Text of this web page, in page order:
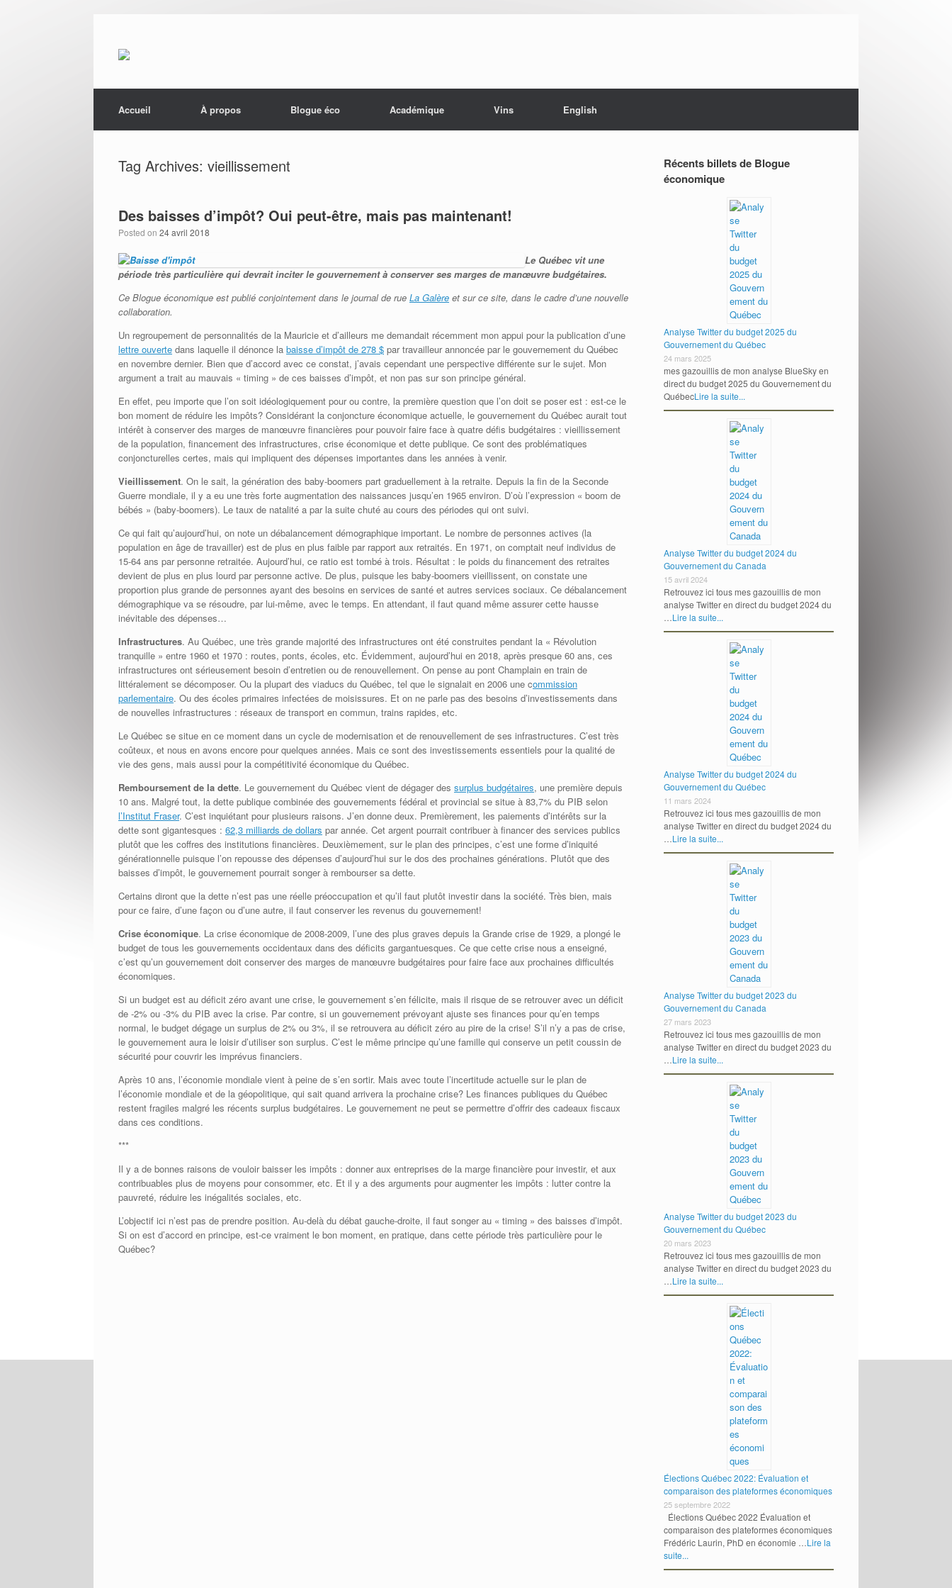
Accueil
À propos Blogue éco Académique Vins English
Tag Archives: vieillissement
Des baisses d’impôt? Oui peut-être, mais pas maintenant!
Posted on 24 avril 2018
Le Québec vit une
période très particulière qui devrait inciter le gouvernement à conserver ses marges de manœuvre budgétaires.
Ce Blogue économique est publié conjointement dans le journal de rue La Galère et sur ce site, dans le cadre d’une nouvelle
collaboration.
Un regroupement de personnalités de la Mauricie et d’ailleurs me demandait récemment mon appui pour la publication d’une
lettre ouverte dans laquelle il dénonce la baisse d’impôt de 278 $ par travailleur annoncée par le gouvernement du Québec
en novembre dernier. Bien que d’accord avec ce constat, j’avais cependant une perspective différente sur le sujet. Mon
argument a trait au mauvais « timing » de ces baisses d’impôt, et non pas sur son principe général.
En effet, peu importe que l’on soit idéologiquement pour ou contre, la première question que l’on doit se poser est : est-ce le
bon moment de réduire les impôts? Considérant la conjoncture économique actuelle, le gouvernement du Québec aurait tout
intérêt à conserver des marges de manœuvre financières pour pouvoir faire face à quatre défis budgétaires : vieillissement
de la population, financement des infrastructures, crise économique et dette publique. Ce sont des problématiques
conjoncturelles certes, mais qui impliquent des dépenses importantes dans les années à venir.
Vieillissement. On le sait, la génération des baby-boomers part graduellement à la retraite. Depuis la fin de la Seconde
Guerre mondiale, il y a eu une très forte augmentation des naissances jusqu’en 1965 environ. D’où l’expression « boom de
bébés » (baby-boomers). Le taux de natalité a par la suite chuté au cours des périodes qui ont suivi.
Ce qui fait qu’aujourd’hui, on note un débalancement démographique important. Le nombre de personnes actives (la
population en âge de travailler) est de plus en plus faible par rapport aux retraités. En 1971, on comptait neuf individus de
15-64 ans par personne retraitée. Aujourd’hui, ce ratio est tombé à trois. Résultat : le poids du financement des retraites
devient de plus en plus lourd par personne active. De plus, puisque les baby-boomers vieillissent, on constate une
proportion plus grande de personnes ayant des besoins en services de santé et autres services sociaux. Ce débalancement
démographique va se résoudre, par lui-même, avec le temps. En attendant, il faut quand même assurer cette hausse
inévitable des dépenses…
Infrastructures. Au Québec, une très grande majorité des infrastructures ont été construites pendant la « Révolution
tranquille » entre 1960 et 1970 : routes, ponts, écoles, etc. Évidemment, aujourd’hui en 2018, après presque 60 ans, ces
infrastructures ont sérieusement besoin d’entretien ou de renouvellement. On pense au pont Champlain en train de
littéralement se décomposer. Ou la plupart des viaducs du Québec, tel que le signalait en 2006 une commission
parlementaire. Ou des écoles primaires infectées de moisissures. Et on ne parle pas des besoins d’investissements dans
de nouvelles infrastructures : réseaux de transport en commun, trains rapides, etc.
Le Québec se situe en ce moment dans un cycle de modernisation et de renouvellement de ses infrastructures. C’est très
coûteux, et nous en avons encore pour quelques années. Mais ce sont des investissements essentiels pour la qualité de
vie des gens, mais aussi pour la compétitivité économique du Québec.
Remboursement de la dette. Le gouvernement du Québec vient de dégager des surplus budgétaires, une première depuis
10 ans. Malgré tout, la dette publique combinée des gouvernements fédéral et provincial se situe à 83,7% du PIB selon
l’Institut Fraser. C’est inquiétant pour plusieurs raisons. J’en donne deux. Premièrement, les paiements d’intérêts sur la
dette sont gigantesques : 62,3 milliards de dollars par année. Cet argent pourrait contribuer à financer des services publics
plutôt que les coffres des institutions financières. Deuxièmement, sur le plan des principes, c’est une forme d’iniquité
générationnelle puisque l’on repousse des dépenses d’aujourd’hui sur le dos des prochaines générations. Plutôt que des
baisses d’impôt, le gouvernement pourrait songer à rembourser sa dette.
Certains diront que la dette n’est pas une réelle préoccupation et qu’il faut plutôt investir dans la société. Très bien, mais
pour ce faire, d’une façon ou d’une autre, il faut conserver les revenus du gouvernement!
Crise économique. La crise économique de 2008-2009, l’une des plus graves depuis la Grande crise de 1929, a plongé le
budget de tous les gouvernements occidentaux dans des déficits gargantuesques. Ce que cette crise nous a enseigné,
c’est qu’un gouvernement doit conserver des marges de manœuvre budgétaires pour faire face aux prochaines difficultés
économiques.
Si un budget est au déficit zéro avant une crise, le gouvernement s’en félicite, mais il risque de se retrouver avec un déficit
de -2% ou -3% du PIB avec la crise. Par contre, si un gouvernement prévoyant ajuste ses finances pour qu’en temps
normal, le budget dégage un surplus de 2% ou 3%, il se retrouvera au déficit zéro au pire de la crise! S’il n’y a pas de crise,
le gouvernement aura le loisir d’utiliser son surplus. C’est le même principe qu’une famille qui conserve un petit coussin de
sécurité pour couvrir les imprévus financiers.
Après 10 ans, l’économie mondiale vient à peine de s’en sortir. Mais avec toute l’incertitude actuelle sur le plan de
l’économie mondiale et de la géopolitique, qui sait quand arrivera la prochaine crise? Les finances publiques du Québec
restent fragiles malgré les récents surplus budgétaires. Le gouvernement ne peut se permettre d’offrir des cadeaux fiscaux
dans ces conditions.
***
Il y a de bonnes raisons de vouloir baisser les impôts : donner aux entreprises de la marge financière pour investir, et aux
contribuables plus de moyens pour consommer, etc. Et il y a des arguments pour augmenter les impôts : lutter contre la
pauvreté, réduire les inégalités sociales, etc.
L’objectif ici n’est pas de prendre position. Au-delà du débat gauche-droite, il faut songer au « timing » des baisses d’impôt.
Si on est d’accord en principe, est-ce vraiment le bon moment, en pratique, dans cette période très particulière pour le
Québec?
Récents billets de Blogue
économique
Analyse Twitter du budget 2025 du
Gouvernement du Québec
24 mars 2025
mes gazouillis de mon analyse BlueSky en
direct du budget 2025 du Gouvernement du
QuébecLire la suite...
Analyse Twitter du budget 2024 du
Gouvernement du Canada
15 avril 2024
Retrouvez ici tous mes gazouillis de mon
analyse Twitter en direct du budget 2024 du
…Lire la suite...
Analyse Twitter du budget 2024 du
Gouvernement du Québec
11 mars 2024
Retrouvez ici tous mes gazouillis de mon
analyse Twitter en direct du budget 2024 du
…Lire la suite...
Analyse Twitter du budget 2023 du
Gouvernement du Canada
27 mars 2023
Retrouvez ici tous mes gazouillis de mon
analyse Twitter en direct du budget 2023 du
…Lire la suite...
Analyse Twitter du budget 2023 du
Gouvernement du Québec
20 mars 2023
Retrouvez ici tous mes gazouillis de mon
analyse Twitter en direct du budget 2023 du
…Lire la suite...
Élections Québec 2022: Évaluation et
comparaison des plateformes économiques
25 septembre 2022
Élections Québec 2022 Évaluation et
comparaison des plateformes économiques
Frédéric Laurin, PhD en économie …Lire la
suite...